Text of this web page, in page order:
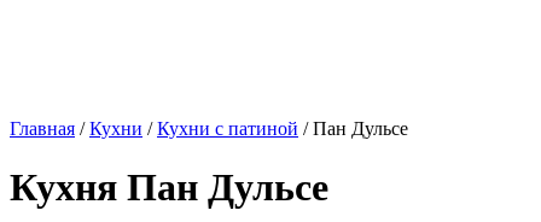
Главная /Кухни /Кухни с патиной / Пан Дульсе
Кухня Пан Дульсе